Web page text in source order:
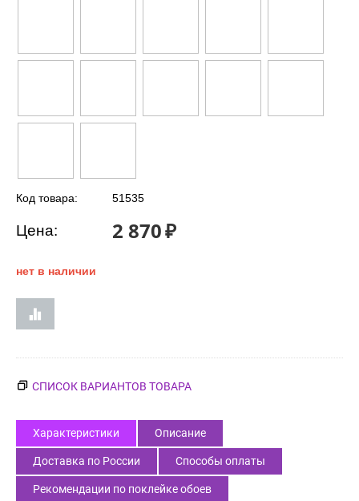
Код товара: 51535
Цена: 2 870₽
нет в наличии
СПИСОК ВАРИАНТОВ ТОВАРА
Характеристики Описание
Доставка по России Способы оплаты
Рекомендации по поклейке обоев